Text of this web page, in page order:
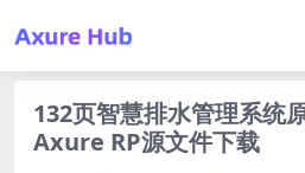
132页智慧排水管理系统
Axure RP源文件下载